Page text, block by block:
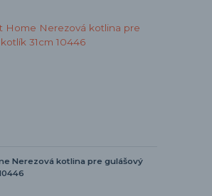
Nerezová kotlina pre gulášový